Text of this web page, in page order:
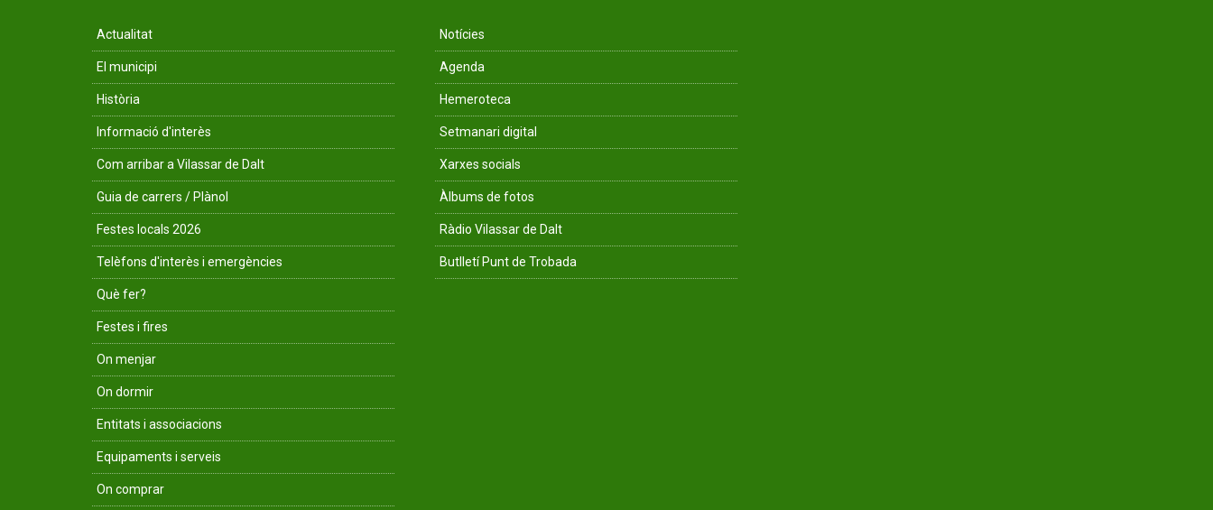
Actualitat
El municipi
Història
Informació d'interès
Com arribar a Vilassar de Dalt
Guia de carrers / Plànol
Festes locals 2026
Telèfons d'interès i emergències
Què fer?
Festes i fires
On menjar
On dormir
Entitats i associacions
Equipaments i serveis
On comprar
Notícies
Agenda
Hemeroteca
Setmanari digital
Xarxes socials
Àlbums de fotos
Ràdio Vilassar de Dalt
Butlletí Punt de Trobada